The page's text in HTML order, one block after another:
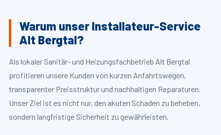
Warum unser Installateur-Service
Alt Bergtal?
Als lokaler Sanitär- und Heizungsfachbetrieb Alt Bergtal
profitieren unsere Kunden von kurzen Anfahrtswegen,
transparenter Preisstruktur und nachhaltigen Reparaturen.
Unser Ziel ist es nicht nur, den akuten Schaden zu beheben,
sondern langfristige Sicherheit zu gewährleisten.